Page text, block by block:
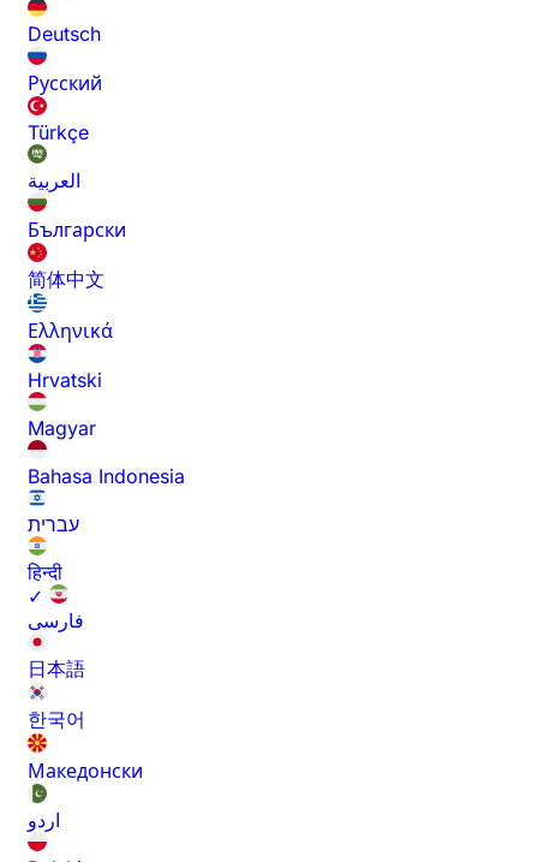
Deutsch
Русский
Türkçe
العربية
Български
简体中文
Ελληνικά
Hrvatski
Magyar
Bahasa Indonesia
עברית
हिन्दी
✓
فارسی
日本語
한국어
Македонски
اردو